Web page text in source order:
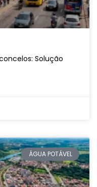
Solução
ÁGUA POTÁVEL